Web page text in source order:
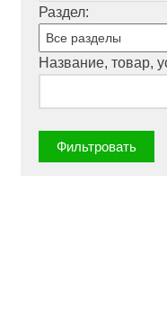
Раздел:
Название, товар,